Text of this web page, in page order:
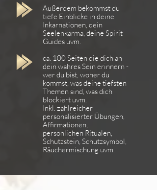
Außerdem bekommst du
tiefe Einblicke in deine
Inkarnationen, dein
Seelenkarma, deine Spirit
Guides uvm.
ca. 100 Seiten die dich an
dein wahres Sein erinnern -
wer du bist, woher du
kommst, was deine tiefsten
Themen sind, was dich
blockiert uvm.
Inkl. zahlreicher
personalisierter Übungen,
Affirmationen,
persönlichen Ritualen,
Schutzstein, Schutzsymbol,
Räuchermischung uvm.